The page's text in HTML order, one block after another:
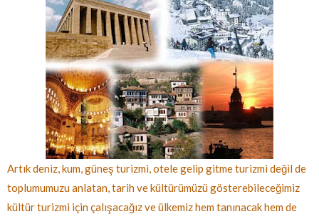
Artık deniz, kum, güneş turizmi, otele gelip gitme turizmi değil de
toplumumuzu anlatan, tarih ve kültürümüzü gösterebileceğimiz
kültür turizmi için çalışacağız ve ülkemiz hem tanınacak hem de